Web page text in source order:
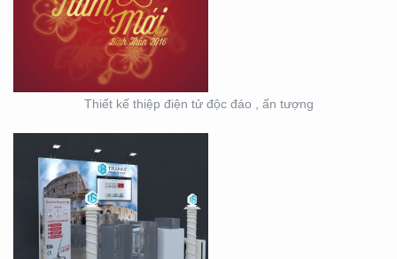
Thiết kế thiệp điện tử độc đáo , ấn tượng
DA LIỄU MIỀN NAM 2020
(BOOTH TRANFA)
HỘI NGHỊ DA LIỄU
TOÀN QUỐC NĂM 2020
TẠI CẦN THƠ (GIAN